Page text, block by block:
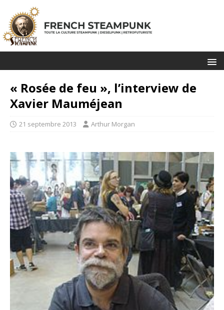
« Rosée de feu », l’interview de
Xavier Mauméjean
21 septembre 2013 Arthur Morgan